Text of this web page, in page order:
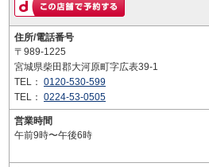
住所/電話番号
〒989-1225
宮城県柴田郡大河原町字広表39-1
TEL： 0120-530-599
TEL： 0224-53-0505
営業時間
午前9時〜午後6時